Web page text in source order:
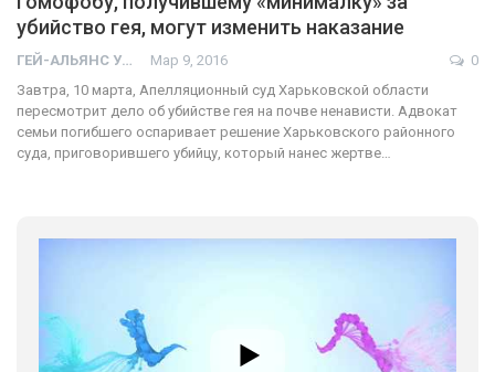
убийство гея, могут изменить наказание
ГЕЙ-АЛЬЯНС УКРАИНА Мар 9, 2016
0
Завтра, 10 марта, Апелляционный суд Харьковской области
пересмотрит дело об убийстве гея на почве ненависти. Адвокат
семьи погибшего оспаривает решение Харьковского районного
суда, приговорившего убийцу, который нанес жертве…